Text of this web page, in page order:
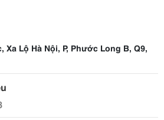
Xa Lộ Hà Nội, P, Phước Long B, Q9,